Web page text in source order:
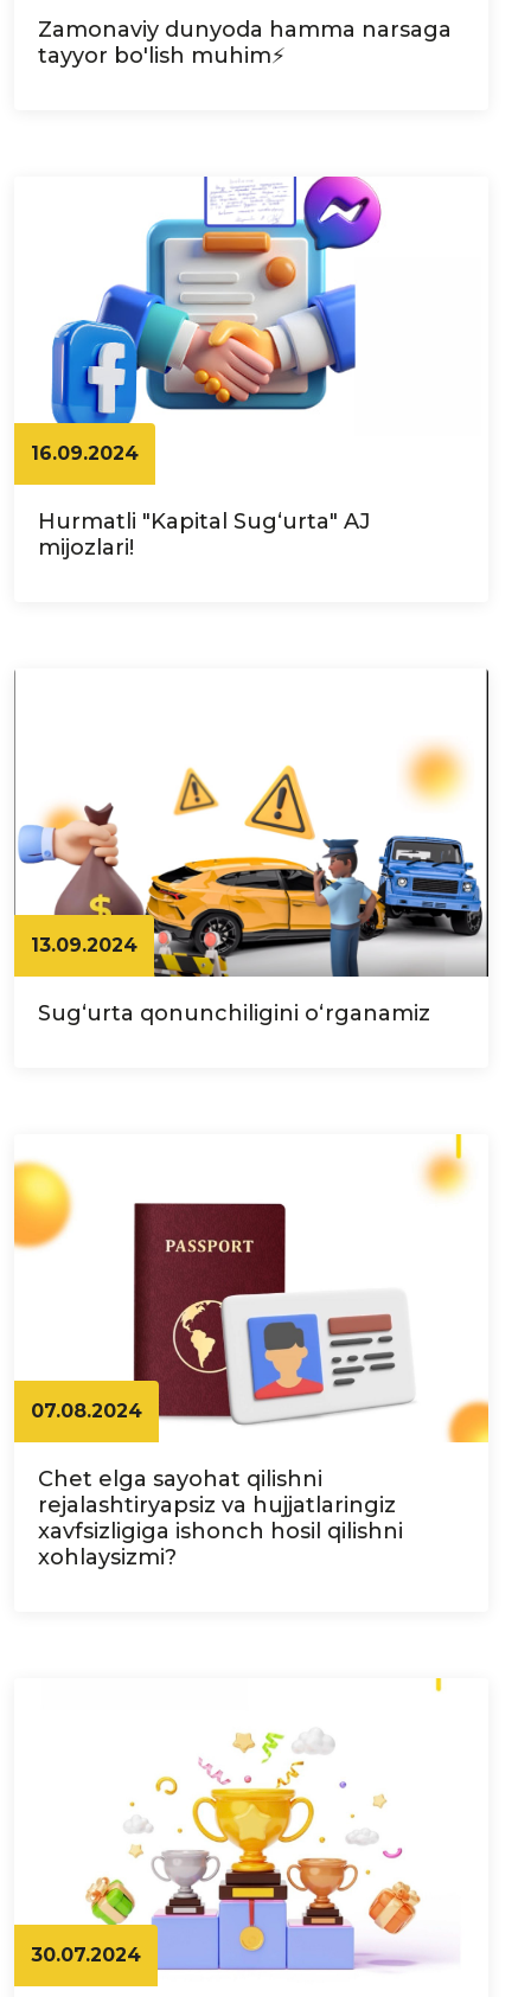
Zamonaviy dunyoda hamma narsaga
tayyor bo'lish muhim⚡️
16.09.2024
Hurmatli "Kapital Sug‘urta" AJ
mijozlari!
13.09.2024
Sug‘urta qonunchiligini o‘rganamiz
07.08.2024
Chet elga sayohat qilishni
rejalashtiryapsiz va hujjatlaringiz
xavfsizligiga ishonch hosil qilishni
xohlaysizmi?
30.07.2024